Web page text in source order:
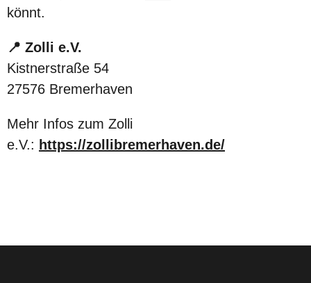
könnt.
📍 Zolli e.V.
Kistnerstraße 54
27576 Bremerhaven
Mehr Infos zum Zolli
e.V.: https://zollibremerhaven.de/